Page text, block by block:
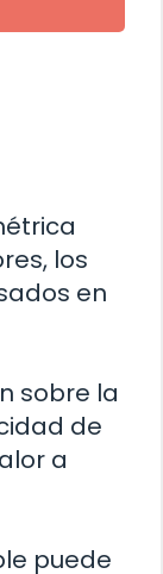
los
en
sobre la
de
a
puede